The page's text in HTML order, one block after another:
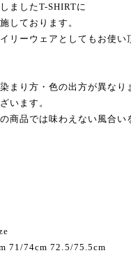
ましたT-SHIRTに
しております。
リーウェアとしてもお使い
まり方・色の出方が異なり
います。
商品では味わえない風合い
71/74cm 72.5/75.5cm